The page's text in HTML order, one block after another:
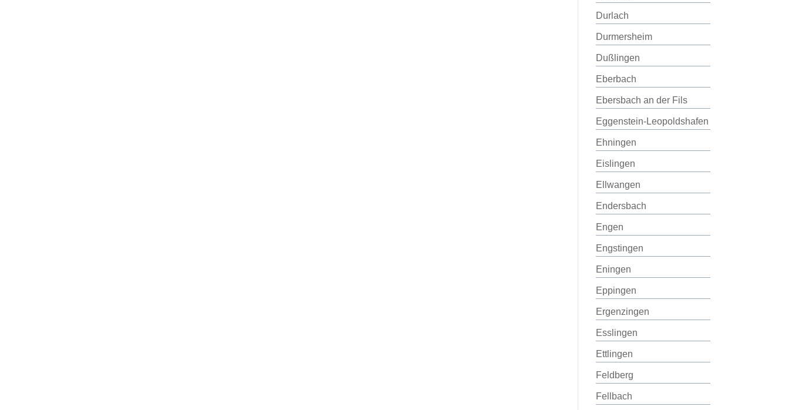
Durlach
Durmersheim
Dußlingen
Eberbach
Ebersbach an der Fils
Eggenstein-Leopoldshafen
Ehningen
Eislingen
Ellwangen
Endersbach
Engen
Engstingen
Eningen
Eppingen
Ergenzingen
Esslingen
Ettlingen
Feldberg
Fellbach